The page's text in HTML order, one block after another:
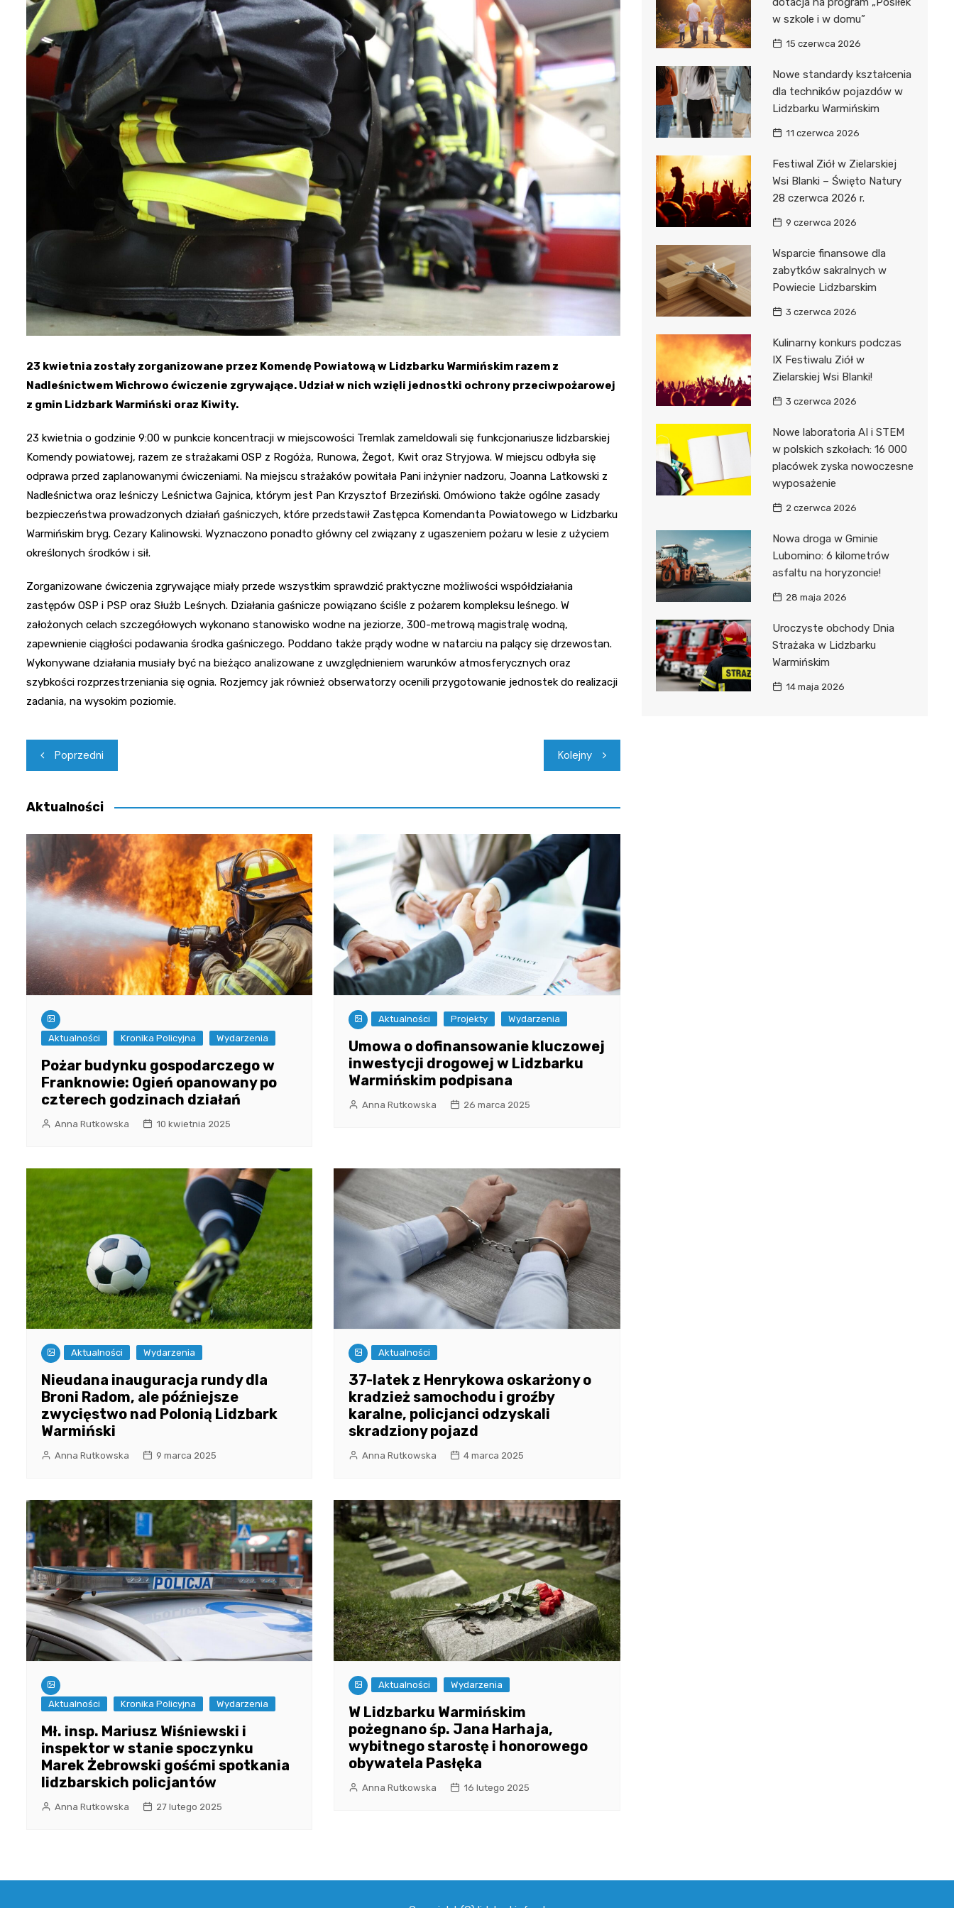
23 kwietnia zostały zorganizowane przez Komendę Powiatową w Lidzbarku Warmińskim razem z
Nadleśnictwem Wichrowo ćwiczenie zgrywające. Udział w nich wzięli jednostki ochrony przeciwpożarowej
z gmin Lidzbark Warmiński oraz Kiwity.
23 kwietnia o godzinie 9:00 w punkcie koncentracji w miejscowości Tremlak zameldowali się funkcjonariusze lidzbarskiej
Komendy powiatowej, razem ze strażakami OSP z Rogóża, Runowa, Żegot, Kwit oraz Stryjowa. W miejscu odbyła się
odprawa przed zaplanowanymi ćwiczeniami. Na miejscu strażaków powitała Pani inżynier nadzoru, Joanna Latkowski z
Nadleśnictwa oraz leśniczy Leśnictwa Gajnica, którym jest Pan Krzysztof Brzeziński. Omówiono także ogólne zasady
bezpieczeństwa prowadzonych działań gaśniczych, które przedstawił Zastępca Komendanta Powiatowego w Lidzbarku
Warmińskim bryg. Cezary Kalinowski. Wyznaczono ponadto główny cel związany z ugaszeniem pożaru w lesie z użyciem
określonych środków i sił.
Zorganizowane ćwiczenia zgrywające miały przede wszystkim sprawdzić praktyczne możliwości współdziałania
zastępów OSP i PSP oraz Służb Leśnych. Działania gaśnicze powiązano ściśle z pożarem kompleksu leśnego. W
założonych celach szczegółowych wykonano stanowisko wodne na jeziorze, 300-metrową magistralę wodną,
zapewnienie ciągłości podawania środka gaśniczego. Poddano także prądy wodne w natarciu na palący się drzewostan.
Wykonywane działania musiały być na bieżąco analizowane z uwzględnieniem warunków atmosferycznych oraz
szybkości rozprzestrzeniania się ognia. Rozjemcy jak również obserwatorzy ocenili przygotowanie jednostek do realizacji
zadania, na wysokim poziomie.
Nawigacja
wpisu
Poprzedni Kolejny
Aktualności
Aktualności Kronika Policyjna Wydarzenia
Pożar budynku gospodarczego w
Franknowie: Ogień opanowany po
czterech godzinach działań
Anna Rutkowska 10 kwietnia 2025
Aktualności Projekty Wydarzenia
Umowa o dofinansowanie kluczowej
inwestycji drogowej w Lidzbarku
Warmińskim podpisana
Anna Rutkowska 26 marca 2025
Aktualności Wydarzenia
Nieudana inauguracja rundy dla
Broni Radom, ale późniejsze
zwycięstwo nad Polonią Lidzbark
Warmiński
Anna Rutkowska 9 marca 2025
Aktualności
37-latek z Henrykowa oskarżony o
kradzież samochodu i groźby
karalne, policjanci odzyskali
skradziony pojazd
Anna Rutkowska 4 marca 2025
Aktualności Kronika Policyjna Wydarzenia
Mł. insp. Mariusz Wiśniewski i
inspektor w stanie spoczynku
Marek Żebrowski gośćmi spotkania
lidzbarskich policjantów
Anna Rutkowska 27 lutego 2025
Aktualności Wydarzenia
W Lidzbarku Warmińskim
pożegnano śp. Jana Harhaja,
wybitnego starostę i honorowego
obywatela Pasłęka
Anna Rutkowska 16 lutego 2025
w szkole i w domu”
15 czerwca 2026
Nowe standardy kształcenia
dla techników pojazdów w
Lidzbarku Warmińskim
11 czerwca 2026
Festiwal Ziół w Zielarskiej
Wsi Blanki – Święto Natury
28 czerwca 2026 r.
9 czerwca 2026
Wsparcie finansowe dla
zabytków sakralnych w
Powiecie Lidzbarskim
3 czerwca 2026
Kulinarny konkurs podczas
IX Festiwalu Ziół w
Zielarskiej Wsi Blanki!
3 czerwca 2026
Nowe laboratoria AI i STEM
w polskich szkołach: 16 000
placówek zyska nowoczesne
wyposażenie
2 czerwca 2026
Nowa droga w Gminie
Lubomino: 6 kilometrów
asfaltu na horyzoncie!
28 maja 2026
Uroczyste obchody Dnia
Strażaka w Lidzbarku
Warmińskim
14 maja 2026